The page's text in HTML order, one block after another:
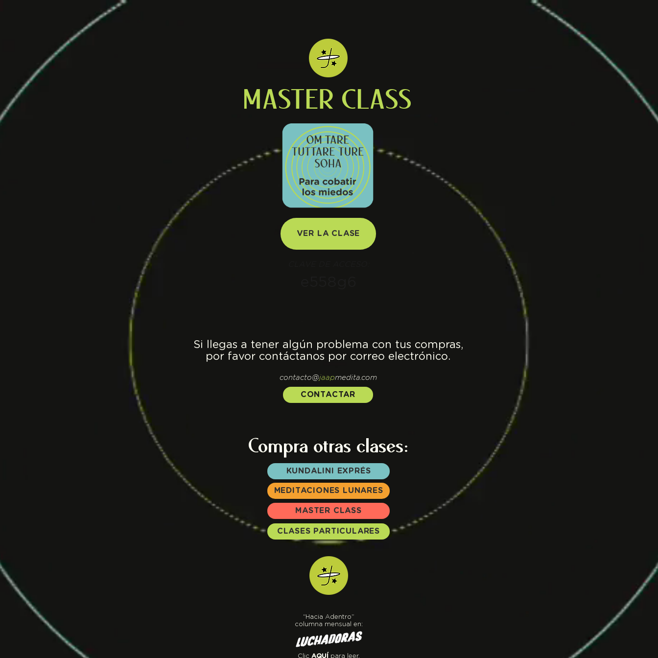
VER LA CLASE
MASTER CLASS
Si llegas a tener algún problema con tus compras,
por favor contáctanos por correo electrónico.
contacto@jaapmedita.com
CONTACTAR
Compra otras clases:
KUNDALINI EXPRÉS
MEDITACIONES LUNARES
MASTER CLASS
CLASES PARTICULARES
“Hacia Adentro”
columna mensual en:
Clic AQUÍ para leer.